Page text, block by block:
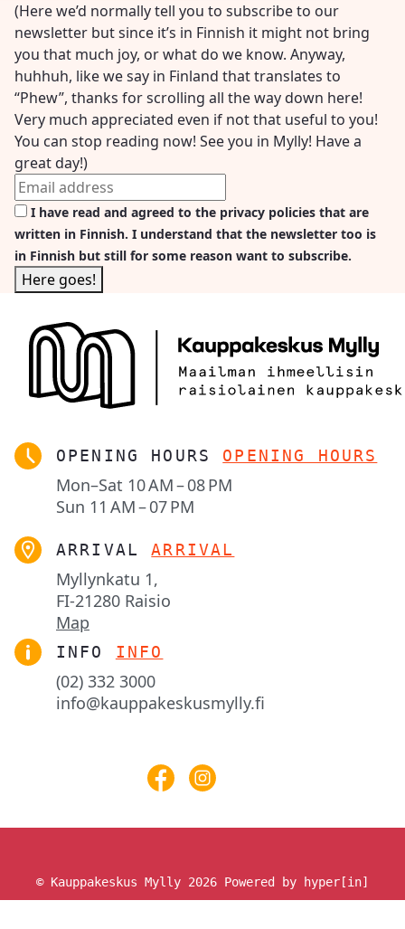
(Here we’d normally tell you to subscribe to our
newsletter but since it’s in Finnish it might not bring
you that much joy, or what do we know. Anyway,
huhhuh, like we say in Finland that translates to
“Phew”, thanks for scrolling all the way down here!
Very much appreciated even if not that useful to you!
You can stop reading now! See you in Mylly! Have a
great day!)
I have read and agreed to the privacy policies that are
written in Finnish. I understand that the newsletter too is
in Finnish but still for some reason want to subscribe.
OPENING HOURS OPENING HOURS
Mon–Sat 10 AM – 08 PM
Sun 11 AM – 07 PM
ARRIVAL ARRIVAL
Myllynkatu 1,
FI-21280 Raisio
Map
INFO INFO
(02) 332 3000
info@kauppakeskusmylly.fi
© Kauppakeskus Mylly 2026 Powered by hyper[in]